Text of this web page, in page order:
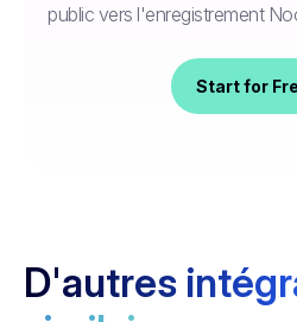
public vers l'enregistrement
Start for
D'autres